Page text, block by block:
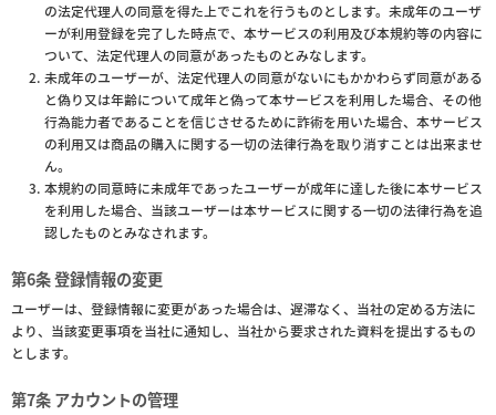
の法定代理人の同意を得た上でこれを行うものとします。未成年のユーザ
ーが利用登録を完了した時点で、本サービスの利用及び本規約等の内容に
ついて、法定代理人の同意があったものとみなします。
未成年のユーザーが、法定代理人の同意がないにもかかわらず同意がある
と偽り又は年齢について成年と偽って本サービスを利用した場合、その他
行為能力者であることを信じさせるために詐術を用いた場合、本サービス
の利用又は商品の購入に関する一切の法律行為を取り消すことは出来ませ
ん。
本規約の同意時に未成年であったユーザーが成年に達した後に本サービス
を利用した場合、当該ユーザーは本サービスに関する一切の法律行為を追
認したものとみなされます。
第6条 登録情報の変更
ユーザーは、登録情報に変更があった場合は、遅滞なく、当社の定める方法に
より、当該変更事項を当社に通知し、当社から要求された資料を提出するもの
とします。
第7条 アカウントの管理